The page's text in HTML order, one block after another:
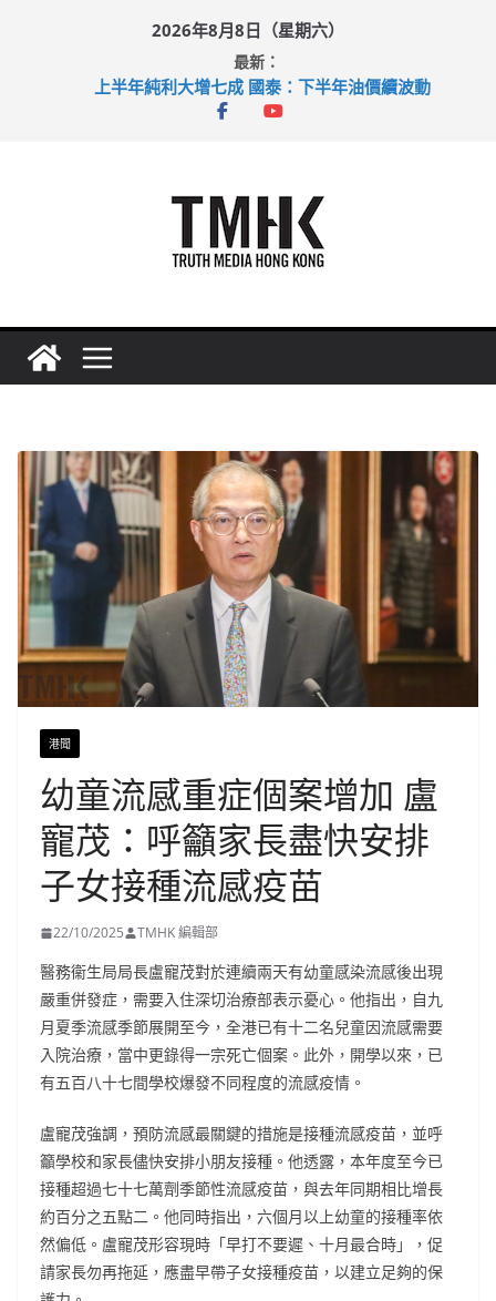
2026年8月8日（星期六）
最新：
上半年純利大增七成 國泰：下半年油價續波動
拜仁熱身賽挫維拉 啟德主場館奪錦標
港聞
幼童流感重症個案增加 盧
寵茂：呼籲家長盡快安排
子女接種流感疫苗
22/10/2025 TMHK 編輯部
醫務衞生局局長盧寵茂對於連續兩天有幼童感染流感後出現
嚴重併發症，需要入住深切治療部表示憂心。他指出，自九
月夏季流感季節展開至今，全港已有十二名兒童因流感需要
入院治療，當中更錄得一宗死亡個案。此外，開學以來，已
有五百八十七間學校爆發不同程度的流感疫情。
盧寵茂強調，預防流感最關鍵的措施是接種流感疫苗，並呼
籲學校和家長儘快安排小朋友接種。他透露，本年度至今已
接種超過七十七萬劑季節性流感疫苗，與去年同期相比增長
約百分之五點二。他同時指出，六個月以上幼童的接種率依
然偏低。盧寵茂形容現時「早打不要遲、十月最合時」，促
請家長勿再拖延，應盡早帶子女接種疫苗，以建立足夠的保